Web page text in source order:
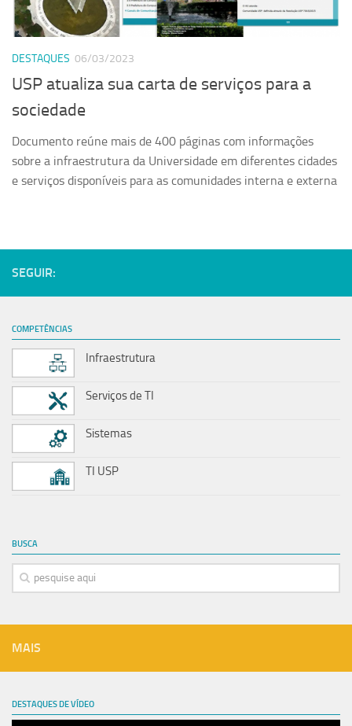
Infraestrutura
DESTAQUES 06/03/2023
USP atualiza sua carta de serviços para a
sociedade
Documento reúne mais de 400 páginas com informações
sobre a infraestrutura da Universidade em diferentes cidades
e serviços disponíveis para as comunidades interna e externa
SEGUIR:
COMPETÊNCIAS
Infraestrutura
Serviços de TI
Sistemas
TI USP
BUSCA
MAIS
DESTAQUES DE VÍDEO